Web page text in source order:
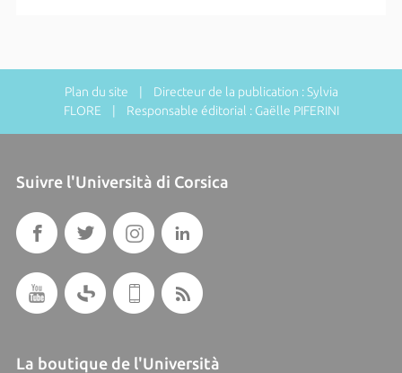
Plan du site | Directeur de la publication : Sylvia
FLORE | Responsable éditorial : Gaëlle PIFERINI
Suivre l'Università di Corsica
La boutique de l'Università